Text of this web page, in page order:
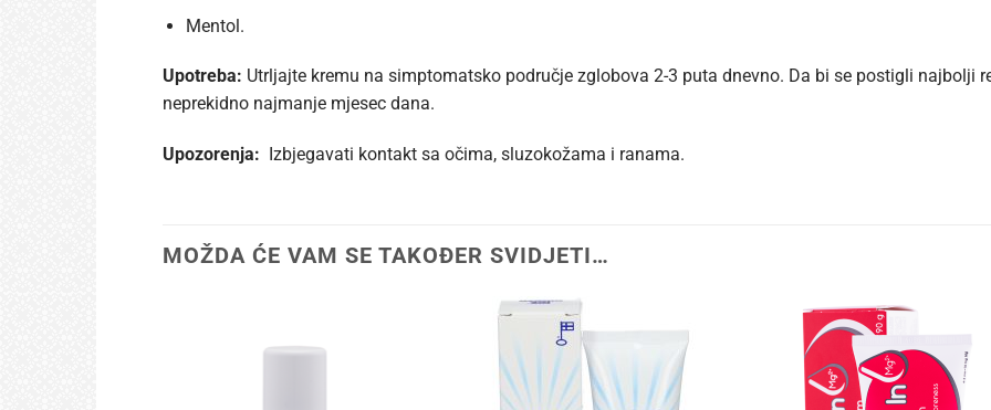
Mentol.
Upotreba: Utrljajte kremu na simptomatsko područje zglobova 2-3 puta dnevno. Da bi se postigli najbolji
neprekidno najmanje mjesec dana.
Upozorenja: Izbjegavati kontakt sa očima, sluzokožama i ranama.
MOŽDA ĆE VAM SE TAKOĐER SVIDJETI…